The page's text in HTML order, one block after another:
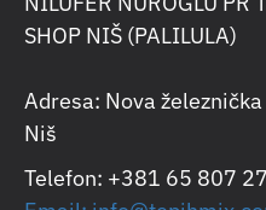
SHOP NIŠ (PALILULA)
Adresa: Nova
Niš
Telefon: +381 65 807